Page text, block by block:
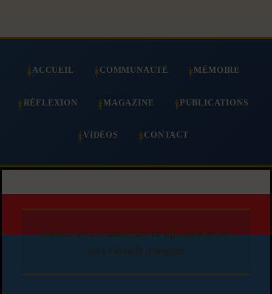
ACCUEIL COMMUNAUTÉ MÉMOIRE
RÉFLEXION MAGAZINE PUBLICATIONS
VIDÉOS CONTACT
Copie d'article autorisée en affichant le lien
vers l'article d'origine